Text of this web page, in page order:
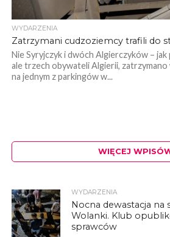
WYDARZENIA
Zatrzymani cudzoziemcy trafili do
Nie Syryjczyk i dwóch Algierczyków –
ale trzech obywateli Algierii, zatrzymano
na jednym z parkingów w...
WIĘCEJ
WYDARZENIA
Nocna dewastacja na
Wolanki. Klub
sprawców